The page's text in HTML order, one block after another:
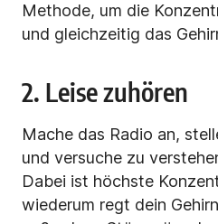
Methode, um die
und gleichzeitig das
2. Leise zuhören
Mache das Radio an,
und versuche zu
Dabei ist höchste
wiederum regt dein